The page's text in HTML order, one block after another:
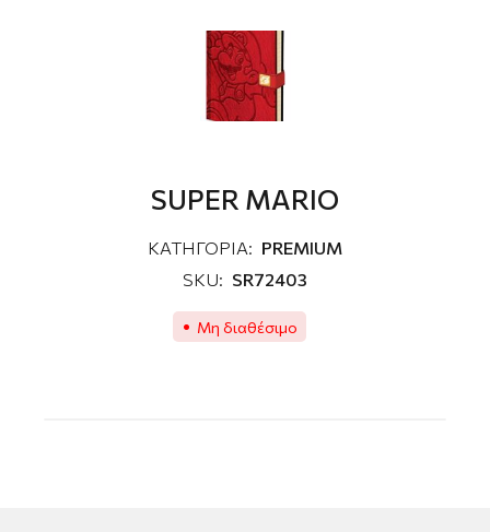
SUPER MARIO
ΚΑΤΗΓΟΡΙΑ: PREMIUM
SKU: SR72403
Μη διαθέσιμο